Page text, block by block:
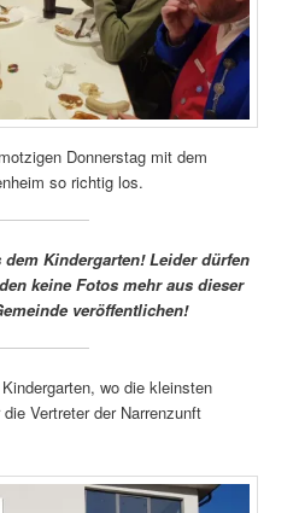
Donnerstag mit dem
so richtig los.
Kindergarten! Leider dürfen
keine Fotos mehr aus dieser
veröffentlichen!
wo die kleinsten
Vertreter der Narrenzunft